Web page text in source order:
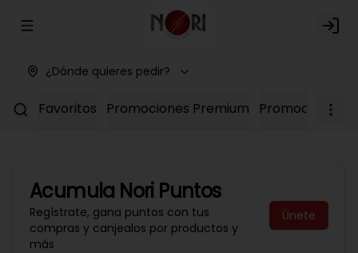
Abrir menu de navegación Login
¿Dónde quieres pedir?
Favoritos Promociones Premium Promociones
Acumula Nori Puntos
Regístrate, gana puntos con tus
compras y canjealos por productos y
más
Únete